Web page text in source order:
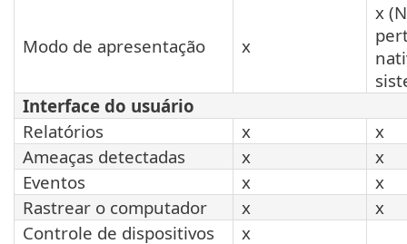
Modo de apresentação x
x
Interface do usuário
Relatórios
x
x
Ameaças detectadas
x
x
Eventos
x
x
Rastrear o computador
x
x
Controle de dispositivos
x